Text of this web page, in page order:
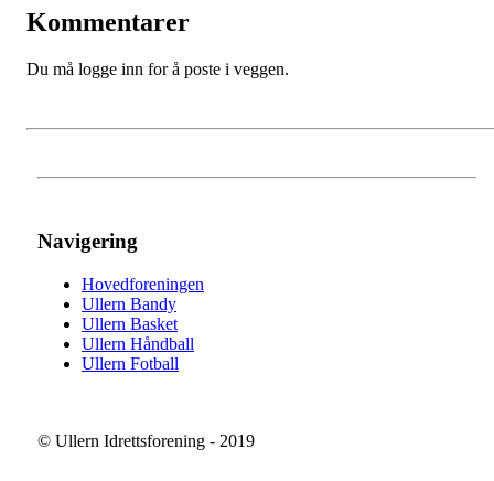
Kommentarer
Du må logge inn for å poste i veggen.
Navigering
Hovedforeningen
Ullern Bandy
Ullern Basket
Ullern Håndball
Ullern Fotball
© Ullern Idrettsforening - 2019